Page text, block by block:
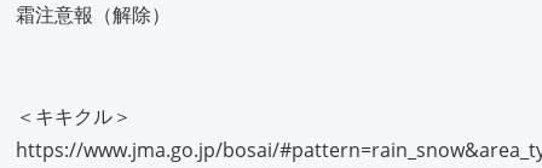
霜注意報（解除）
＜キキクル＞
https://www.jma.go.jp/bosai/